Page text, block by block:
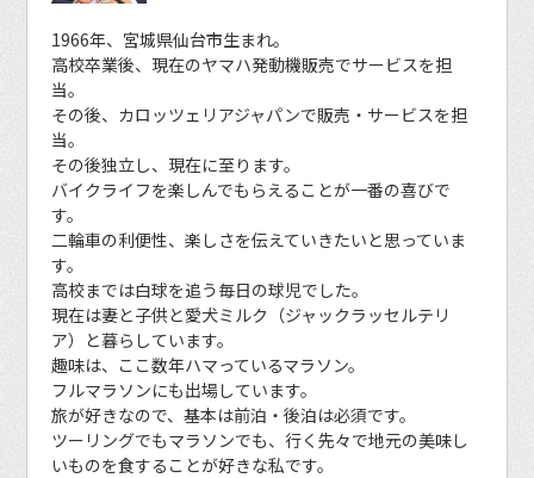
1966年、宮城県仙台市生まれ。
高校卒業後、現在のヤマハ発動機販売でサービスを担
当。
その後、カロッツェリアジャパンで販売・サービスを担
当。
その後独立し、現在に至ります。
バイクライフを楽しんでもらえることが一番の喜びで
す。
二輪車の利便性、楽しさを伝えていきたいと思っていま
す。
高校までは白球を追う毎日の球児でした。
現在は妻と子供と愛犬ミルク（ジャックラッセルテリ
ア）と暮らしています。
趣味は、ここ数年ハマっているマラソン。
フルマラソンにも出場しています。
旅が好きなので、基本は前泊・後泊は必須です。
ツーリングでもマラソンでも、行く先々で地元の美味し
いものを食することが好きな私です。